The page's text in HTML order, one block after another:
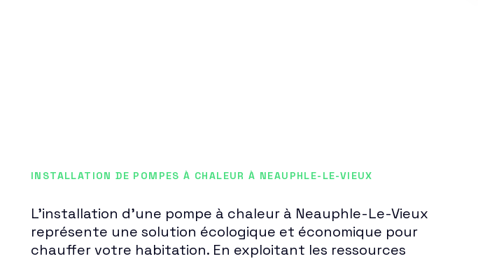
INSTALLATION DE POMPES À CHALEUR À NEAUPHLE-LE-VIEUX
L'installation d'une pompe à chaleur à Neauphle-Le-Vieux
représente une solution écologique et économique pour
chauffer votre habitation. En exploitant les ressources